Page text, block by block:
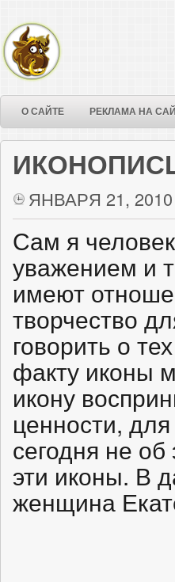
О САЙТЕ РЕКЛАМА НА
ЯНВАРЯ 21, 2010
Сам я
уважением и
имеют
творчество
говорить о
факту иконы
икону
ценности,
сегодня не
эти иконы. В
женщина